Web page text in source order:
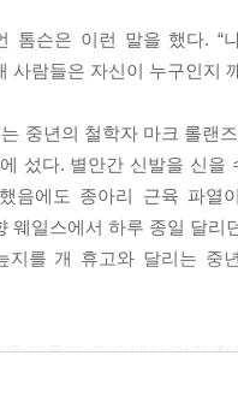
서 중요한 것이 무엇인지를
쌓은 모래성을 부수는 것
이다. 아마 나는 더 이상 이
을 수 있다. 그다지 멀지 않
그 자리에서 몇 미터 떨어
를 타고 반복된다」중에서
것이 잠시나마 무효화되는
톰슨은 이런 말을 했다.
사람들은 자신이 누구인지
중년의 철학자 마크 롤랜
섰다. 별안간 신발을 신
음에도 종아리 근육 파
웨일스에서 하루 종일 달
지를 개 휴고와 달리는 중
더듬고 그 속에서 여러